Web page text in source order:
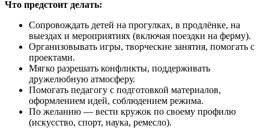
Что предстоит делать:
Сопровождать детей на прогулках, в продлёнке, на
выездах и мероприятиях (включая поездки на ферму).
Организовывать игры, творческие занятия, помогать с
проектами.
Мягко разрешать конфликты, поддерживать
дружелюбную атмосферу.
Помогать педагогу с подготовкой материалов,
оформлением идей, соблюдением режима.
По желанию — вести кружок по своему профилю
(искусство, спорт, наука, ремесло).